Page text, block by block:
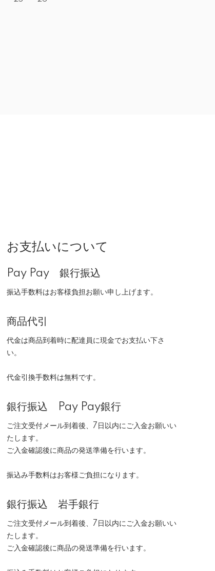
お支払いについて
Pay Pay 銀行振込
振込手数料はお客様負担お願い申し上げます。
商品代引
代金は商品到着時に配達員に現金でお支払い下さ
い。
代金引換手数料は無料です。
銀行振込 Pay Pay銀行
ご注文受付メール到着後、7日以内にご入金お願いい
たします。
ご入金確認後に商品の発送準備を行います。
振込み手数料はお客様ご負担になります。
銀行振込 岩手銀行
ご注文受付メール到着後、7日以内にご入金お願いい
たします。
ご入金確認後に商品の発送準備を行います。